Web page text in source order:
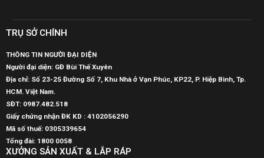
TRỤ SỞ CHÍNH
THÔNG TIN NGƯỜI ĐẠI DIỆN
Người đại diện: GĐ Bùi Thế Xuyên
Địa chỉ: Số 23-25 Đường Số 7, Khu Nhà ở Vạn Phúc, KP22, P. Hiệp Bình, Tp.
HCM. Việt Nam.
SĐT: 0987.482.518
Giấy chứng nhận ĐK KD : 4102056290
Mã số thuế: 0305339654
Tổng đài: 1800 0058
XƯỞNG SẢN XUẤT & LẮP RÁP